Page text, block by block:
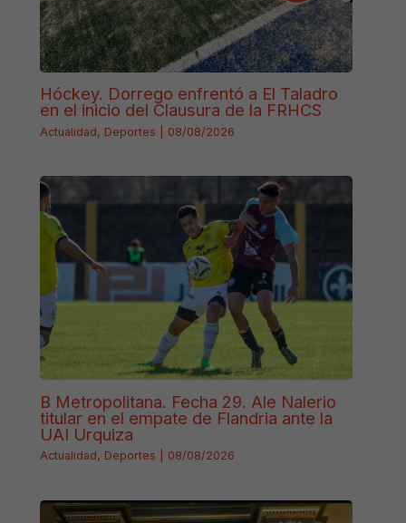
Hóckey. Dorrego enfrentó a El Taladro
en el inicio del Clausura de la FRHCS
Actualidad, Deportes 08/08/2026
B Metropolitana. Fecha 29. Ale Nalerio
titular en el empate de Flandria ante la
UAI Urquiza
Actualidad, Deportes 08/08/2026